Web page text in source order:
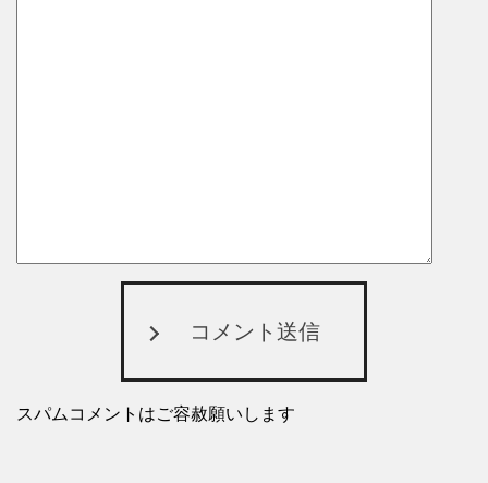
コメント送信
スパムコメントはご容赦願いします